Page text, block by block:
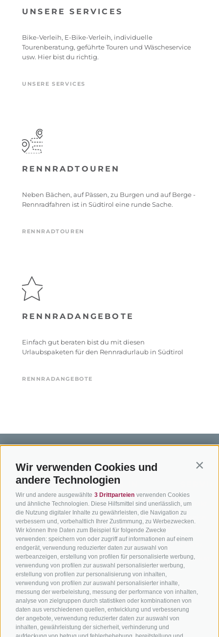
Wir verwenden Cookies und
andere Technologien
Wir und andere ausgewählte 3 Drittparteien verwenden Cookies
und ähnliche Technologien. Diese Hilfsmittel sind unerlässlich, um
die Nutzung digitaler Inhalte zu gewährleisten, die Navigation zu
verbessern und, vorbehaltlich Ihrer Zustimmung, zu Werbezwecken.
Wir können Ihre Daten zum Beispiel für folgende Zwecke
verwenden: speichern von oder zugriff auf informationen auf einem
endgerät, verwendung reduzierter daten zur auswahl von
werbeanzeigen, erstellung von profilen für personalisierte werbung,
verwendung von profilen zur auswahl personalisierter werbung,
erstellung von profilen zur personalisierung von inhalten,
verwendung von profilen zur auswahl personalisierter inhalte,
messung der werbeleistung, messung der performance von inhalten,
analyse von zielgruppen durch statistiken oder kombinationen von
daten aus verschiedenen quellen, entwicklung und verbesserung
der angebote, verwendung reduzierter daten zur auswahl von
inhalten, gewährleistung der sicherheit, verhinderung und
UNSERE SERVICES
Bike-Verleih, E-Bike-Verleih, individuelle
Tourenberatung, geführte Touren und Wäscheservice
usw. Hier bist du richtig.
UNSERE SERVICES
RENNRADTOUREN
Neben Bächen, auf Pässen, zu Burgen und auf Berge -
Rennradfahren ist in Südtirol eine runde Sache.
RENNRADTOUREN
RENNRADANGEBOTE
Einfach gut beraten bist du mit diesen
Urlaubspaketen für den Rennradurlaub in Südtirol
RENNRADANGEBOTE
BIKEHOTELS
SÜDTIROL
Hotels & Pakete
Urlaubspakete
Unsere Gutscheine
Hot Deals
Bike & Work
BIKEN IN
SÜDTIROL
Mountainbiken in
Südtirol
Rennradfahren in
Südtirol
Radwege in Südtirol
Bikeshops & Verleihe
Bike-Schulen
Tourenzentrale
Kontakt
Anreise
Zum